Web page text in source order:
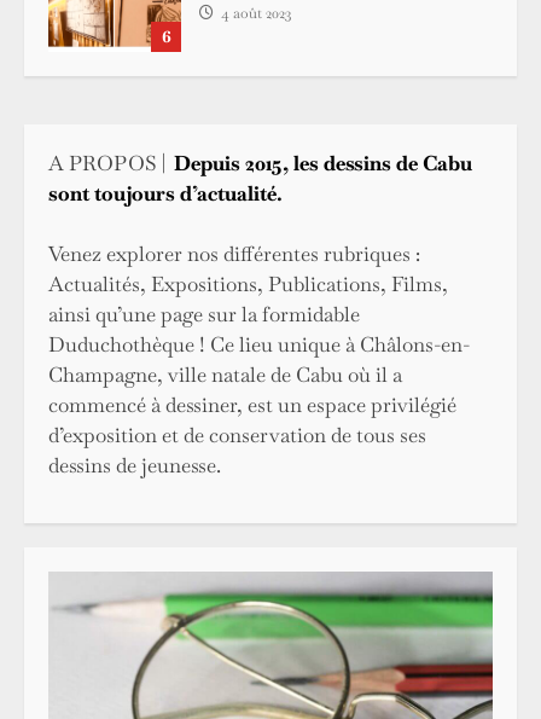
6
4 août 2023
A PROPOS |
Depuis 2015, les dessins de Cabu
sont toujours d’actualité.
Venez explorer nos différentes rubriques :
Actualités, Expositions, Publications, Films,
ainsi qu’une page sur la formidable
Duduchothèque ! Ce lieu unique à Châlons-en-
Champagne, ville natale de Cabu où il a
commencé à dessiner, est un espace privilégié
d’exposition et de conservation de tous ses
dessins de jeunesse.